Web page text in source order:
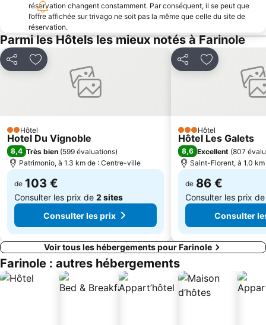
réservation changent constamment. Par conséquent, il se peut que
l’offre affichée sur trivago ne soit pas la même que celle du site de
réservation.
Parmi les Hôtels les mieux notés à Farinole
PartagerAjouter à mes favoris
2 Étoiles
Hôtel
Hotel Du Vignoble
8,4 Très bien (599 évaluations)
Patrimonio, à 1.3 km de : Centre-ville
de 103 €
Consulter les prix de 2 sites
Consulter les prix
PartagerAjouter à
3 Étoiles
Hôtel
Hôtel Les Galets
8,6 Excellent (807
Saint-Florent, à 1.0
de 86 €
Consulter les prix
Consulter
Voir tous les hébergements pour Farinole
Farinole : autres hébergements